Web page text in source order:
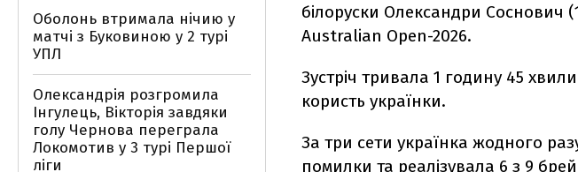
білоруски Олександри Соснович
Australian Open-2026.
Зустріч тривала 1 годину 45
користь українки.
За три сети українка жодного
помилки та реалізувала 6 з 9
Оболонь втримала нічию у
матчі з Буковиною у 2 турі
УПЛ
Олександрія розгромила
Інгулець, Вікторія завдяки
голу Чернова переграла
Локомотив у 3 турі Першої
ліги